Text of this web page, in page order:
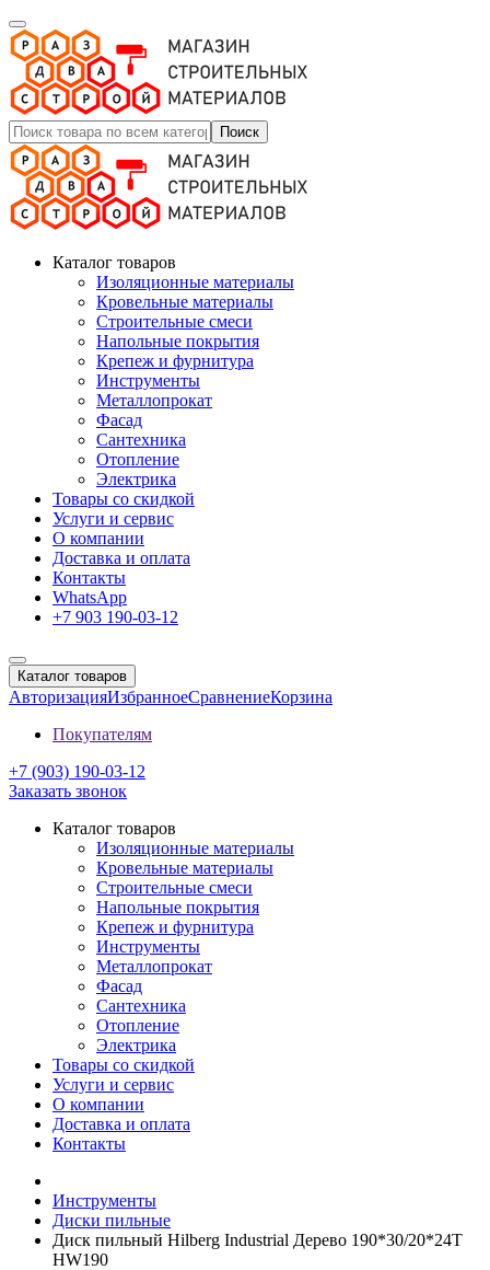
Поиск
Каталог товаров
Изоляционные материалы
Кровельные материалы
Строительные смеси
Напольные покрытия
Крепеж и фурнитура
Инструменты
Металлопрокат
Фасад
Сантехника
Отопление
Электрика
Товары со скидкой
Услуги и сервис
О компании
Доставка и оплата
Контакты
WhatsApp
+7 903 190-03-12
Каталог товаров
АвторизацияИзбранноеСравнениеКорзина
Покупателям
+7 (903) 190-03-12
Заказать звонок
Каталог товаров
Изоляционные материалы
Кровельные материалы
Строительные смеси
Напольные покрытия
Крепеж и фурнитура
Инструменты
Металлопрокат
Фасад
Сантехника
Отопление
Электрика
Товары со скидкой
Услуги и сервис
О компании
Доставка и оплата
Контакты
Инструменты
Диски пильные
Диск пильный Hilberg Industrial Дерево 190*30/20*24Т
HW190